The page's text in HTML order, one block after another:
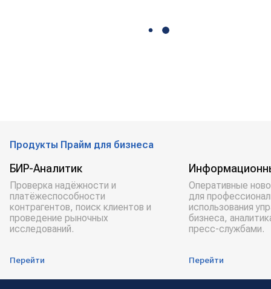
Продукты Прайм для бизнеса
БИР-Аналитик
Проверка надёжности и
платёжеспособности
контрагентов, поиск клиентов и
проведение рыночных
исследований.
Перейти
Оперативные
для
использования
бизнеса,
пресс-службами.
Перейти